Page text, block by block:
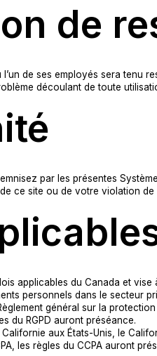
de
de ses employés sera tenu
découlant de toute
par les présentes
ce site ou de votre violation
applicables du Canada et
personnels dans le secteur
général sur la
du RGPD auront préséance.
Californie aux États-Unis, le
les règles du CCPA auront